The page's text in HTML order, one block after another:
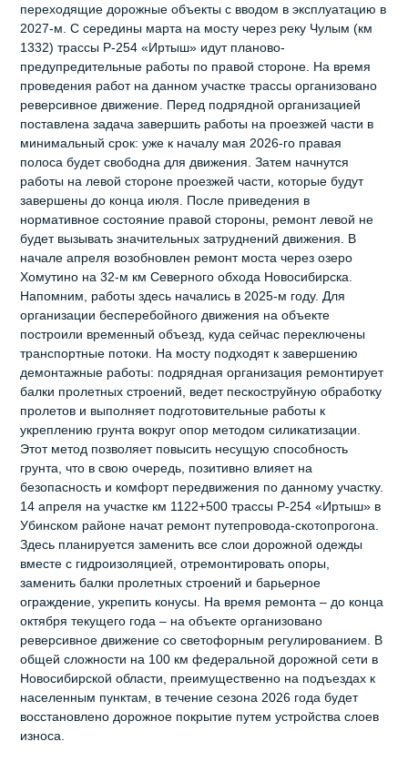
переходящие дорожные объекты с вводом в эксплуатацию в
2027-м. С середины марта на мосту через реку Чулым (км
1332) трассы Р-254 «Иртыш» идут планово-
предупредительные работы по правой стороне. На время
проведения работ на данном участке трассы организовано
реверсивное движение. Перед подрядной организацией
поставлена задача завершить работы на проезжей части в
минимальный срок: уже к началу мая 2026-го правая
полоса будет свободна для движения. Затем начнутся
работы на левой стороне проезжей части, которые будут
завершены до конца июля. После приведения в
нормативное состояние правой стороны, ремонт левой не
будет вызывать значительных затруднений движения. В
начале апреля возобновлен ремонт моста через озеро
Хомутино на 32-м км Северного обхода Новосибирска.
Напомним, работы здесь начались в 2025-м году. Для
организации бесперебойного движения на объекте
построили временный объезд, куда сейчас переключены
транспортные потоки. На мосту подходят к завершению
демонтажные работы: подрядная организация ремонтирует
балки пролетных строений, ведет пескоструйную обработку
пролетов и выполняет подготовительные работы к
укреплению грунта вокруг опор методом силикатизации.
Этот метод позволяет повысить несущую способность
грунта, что в свою очередь, позитивно влияет на
безопасность и комфорт передвижения по данному участку.
14 апреля на участке км 1122+500 трассы Р-254 «Иртыш» в
Убинском районе начат ремонт путепровода-скотопрогона.
Здесь планируется заменить все слои дорожной одежды
вместе с гидроизоляцией, отремонтировать опоры,
заменить балки пролетных строений и барьерное
ограждение, укрепить конусы. На время ремонта – до конца
октября текущего года – на объекте организовано
реверсивное движение со светофорным регулированием. В
общей сложности на 100 км федеральной дорожной сети в
Новосибирской области, преимущественно на подъездах к
населенным пунктам, в течение сезона 2026 года будет
восстановлено дорожное покрытие путем устройства слоев
износа.